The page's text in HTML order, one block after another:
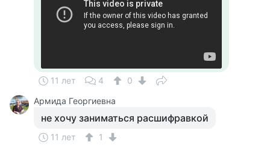
11 лет 4
0
Армида Георгиевна
не хочу заниматься расшифравкой
11 лет
1